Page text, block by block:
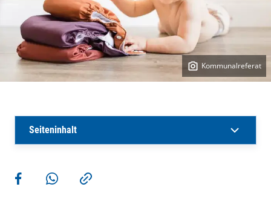
Kommunalreferat
Seiteninhalt
Weitere Aktionen
Teilen auf Facebook
Teilen via WhatsApp
Kopieren